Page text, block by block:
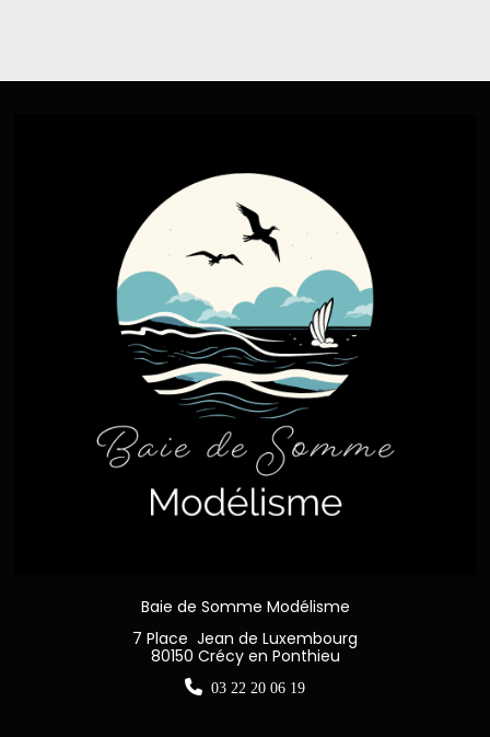
Baie de Somme Modélisme
7 Place Jean de Luxembourg
80150 Crécy en Ponthieu
 03 22 20 06 19